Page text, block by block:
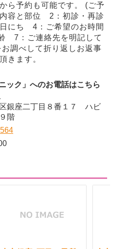
ら予約も可能です。 (ご予
容と部位 2：初診・再診
日にち 4：ご希望のお時間
7：ご連絡先を明記して
調べして折り返しお返事
きます。
ック」へのお電話はこちら
銀座二丁目８番１７ ハビ
階